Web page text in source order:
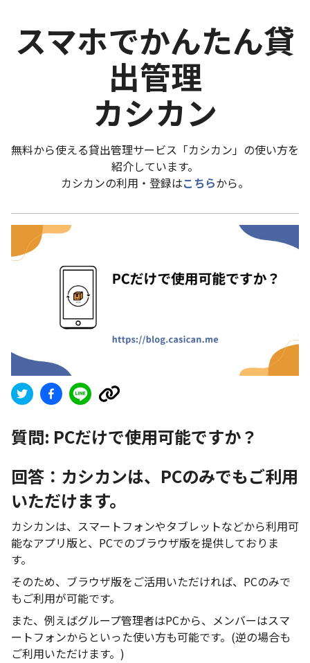
スマホでかんたん貸
出管理
カシカン
無料から使える貸出管理サービス「カシカン」の使い方を
紹介しています。
カシカンの利用・登録はこちらから。
質問: PCだけで使用可能ですか？
回答：カシカンは、PCのみでもご利用
いただけます。
カシカンは、スマートフォンやタブレットなどから利用可
能なアプリ版と、PCでのブラウザ版を提供しておりま
す。
そのため、ブラウザ版をご活用いただければ、PCのみで
もご利用が可能です。
また、例えばグループ管理者はPCから、メンバーはスマ
ートフォンからといった使い方も可能です。(逆の場合も
ご利用いただけます。)